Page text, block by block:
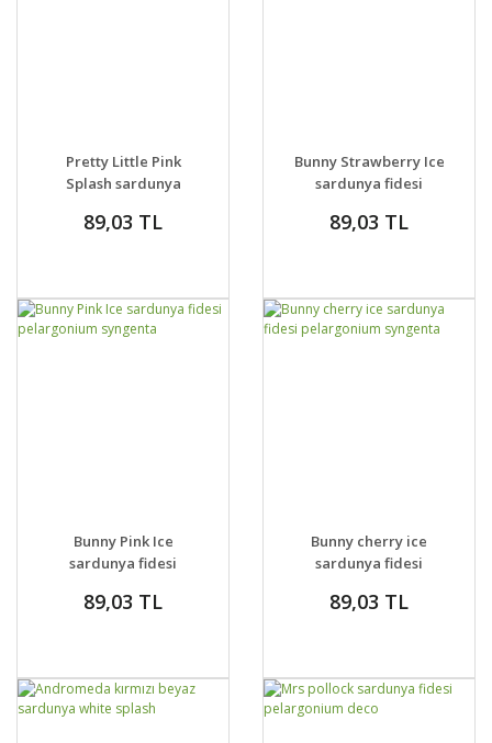
DETAYLAR
VER
Pretty Little Pink
Splash sardunya
syngenta
89,03 TL
DETAYLAR
VER
Bunny Strawberry Ice
sardunya fidesi
syngenta
89,03 TL
DETAYLAR
VER
Bunny Pink Ice
sardunya fidesi
syngenta
89,03 TL
DETAYLAR
VER
Bunny cherry ice
sardunya fidesi
syngenta
89,03 TL